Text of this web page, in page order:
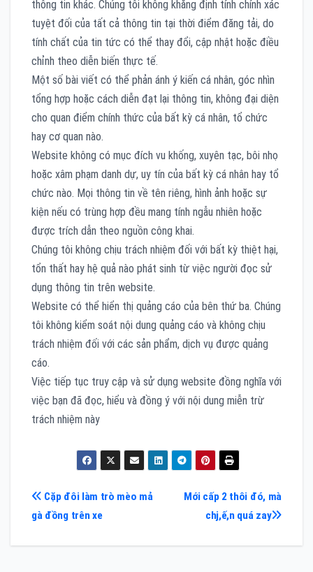
thông tin khác. Chúng tôi không khẳng định tính chính xác
tuyệt đối của tất cả thông tin tại thời điểm đăng tải, do
tính chất của tin tức có thể thay đổi, cập nhật hoặc điều
chỉnh theo diễn biến thực tế.
Một số bài viết có thể phản ánh ý kiến cá nhân, góc nhìn
tổng hợp hoặc cách diễn đạt lại thông tin, không đại diện
cho quan điểm chính thức của bất kỳ cá nhân, tổ chức
hay cơ quan nào.
Website không có mục đích vu khống, xuyên tạc, bôi nhọ
hoặc xâm phạm danh dự, uy tín của bất kỳ cá nhân hay tổ
chức nào. Mọi thông tin về tên riêng, hình ảnh hoặc sự
kiện nếu có trùng hợp đều mang tính ngẫu nhiên hoặc
được trích dẫn theo nguồn công khai.
Chúng tôi không chịu trách nhiệm đối với bất kỳ thiệt hại,
tổn thất hay hệ quả nào phát sinh từ việc người đọc sử
dụng thông tin trên website.
Website có thể hiển thị quảng cáo của bên thứ ba. Chúng
tôi không kiểm soát nội dung quảng cáo và không chịu
trách nhiệm đối với các sản phẩm, dịch vụ được quảng
cáo.
Việc tiếp tục truy cập và sử dụng website đồng nghĩa với
việc bạn đã đọc, hiểu và đồng ý với nội dung miễn trừ
trách nhiệm này
Điều
hướng
Mới cấp 2 thôi đó, mà
chj,ế,n quá zay
Cặp đôi làm trò mèo mả
gà đồng trên xe